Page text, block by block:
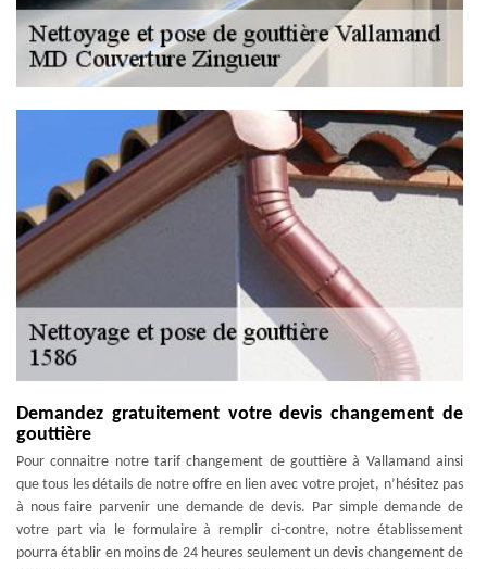
Demandez gratuitement votre devis changement de
gouttière
Pour connaitre notre tarif changement de gouttière à Vallamand ainsi
que tous les détails de notre offre en lien avec votre projet, n’hésitez pas
à nous faire parvenir une demande de devis. Par simple demande de
votre part via le formulaire à remplir ci-contre, notre établissement
pourra établir en moins de 24 heures seulement un devis changement de